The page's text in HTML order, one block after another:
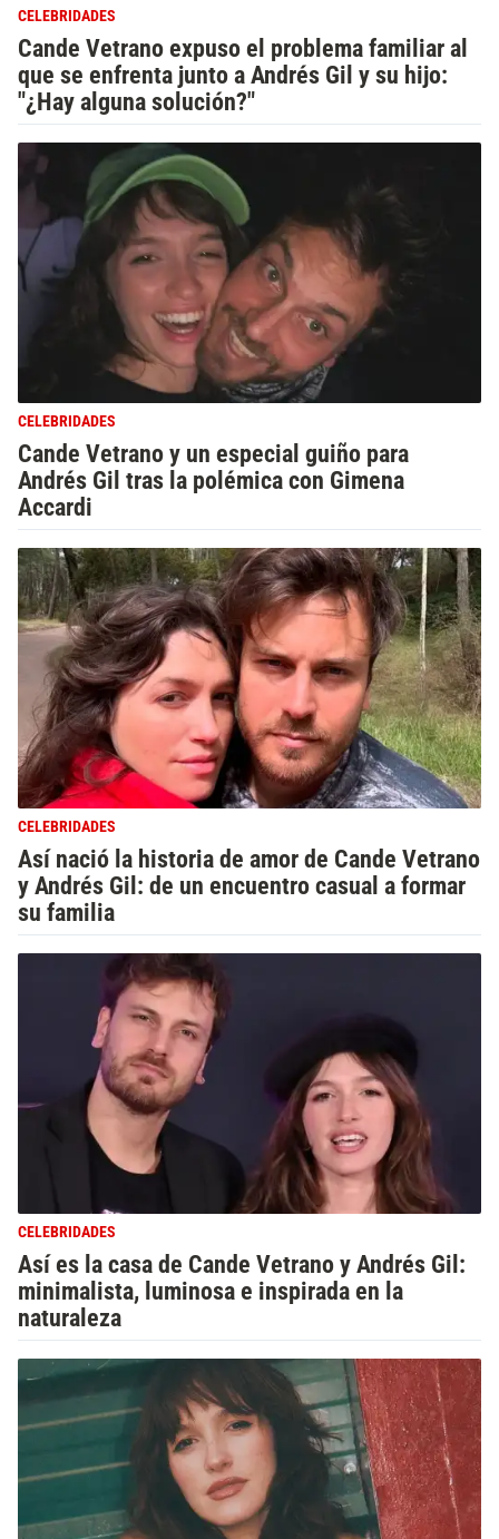
CELEBRIDADES
Cande Vetrano expuso el problema familiar al
que se enfrenta junto a Andrés Gil y su hijo:
"¿Hay alguna solución?"
CELEBRIDADES
Cande Vetrano y un especial guiño para
Andrés Gil tras la polémica con Gimena
Accardi
CELEBRIDADES
Así nació la historia de amor de Cande Vetrano
y Andrés Gil: de un encuentro casual a formar
su familia
CELEBRIDADES
Así es la casa de Cande Vetrano y Andrés Gil:
minimalista, luminosa e inspirada en la
naturaleza